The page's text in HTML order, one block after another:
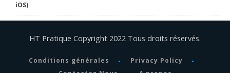
iOS)
HT Pratique Copyright 2022 Tous droits réservés.
Conditions générales
Privacy Policy